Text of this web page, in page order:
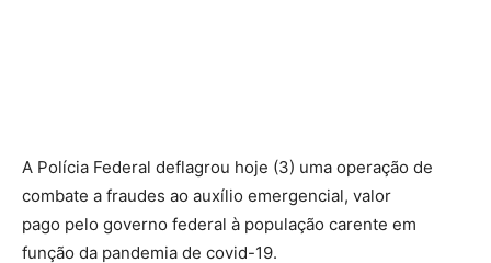
A Polícia Federal deflagrou hoje (3) uma operação de
combate a fraudes ao auxílio emergencial, valor
pago pelo governo federal à população carente em
função da pandemia de covid-19.